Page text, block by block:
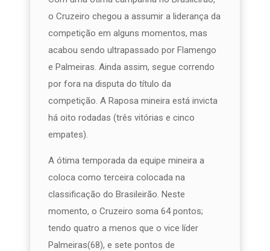
o Cruzeiro chegou a assumir a liderança da
competição em alguns momentos, mas
acabou sendo ultrapassado por Flamengo
e Palmeiras. Ainda assim, segue correndo
por fora na disputa do título da
competição. A Raposa mineira está invicta
há oito rodadas (três vitórias e cinco
empates).
A ótima temporada da equipe mineira a
coloca como terceira colocada na
classificação do Brasileirão. Neste
momento, o Cruzeiro soma 64 pontos;
tendo quatro a menos que o vice líder
Palmeiras(68), e sete pontos de